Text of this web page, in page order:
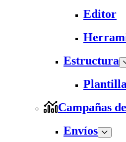
Editor
Estructura
Campañas
Envíos